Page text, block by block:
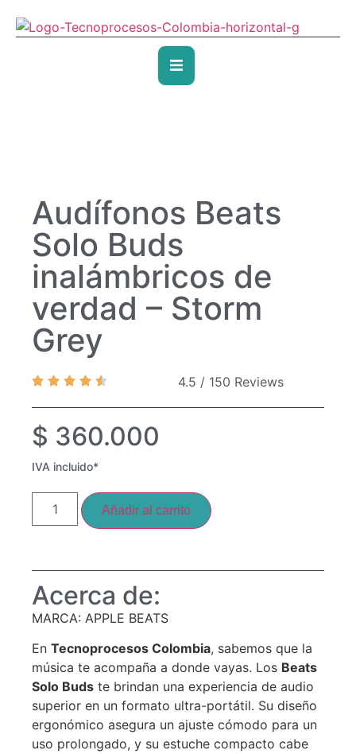
Audífonos Beats
Solo Buds
inalámbricos de
verdad – Storm
Grey
4.5 / 150 Reviews
$ 360.000
IVA incluido*
Añadir al carrito
Acerca de:
MARCA: APPLE BEATS
En Tecnoprocesos Colombia, sabemos que la
música te acompaña a donde vayas. Los Beats
Solo Buds te brindan una experiencia de audio
superior en un formato ultra-portátil. Su diseño
ergonómico asegura un ajuste cómodo para un
uso prolongado, y su estuche compacto cabe